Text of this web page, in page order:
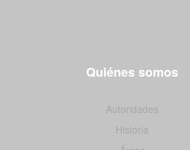
Quiénes somos
Autoridades
Historia